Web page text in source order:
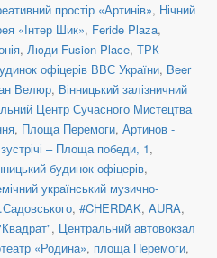
простір «Артинів», Нічний
«Інтер Шик», Feride Plaza,
, Люди Fusion Place, ТРК
офіцерів ВВС України, Beer
Велюр, Вінницький залізничний
Центр Сучасного Мистецтва
, Площа Перемоги, Артинов -
– Площа победи, 1,
будинок офіцерів,
український музично-
, #CHERDAK, AURA,
, Центральний автовокзал
«Родина», площа Перемоги,